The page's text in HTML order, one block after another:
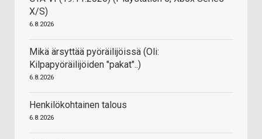
X/S)
6.8.2026
Mikä ärsyttää pyöräilijöissä (Oli:
Kilpapyöräilijöiden "pakat"..)
6.8.2026
Henkilökohtainen talous
6.8.2026